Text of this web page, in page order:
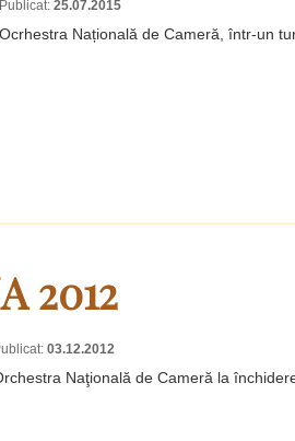
Publicat: 25.07.2015
Ocrhestra Națională de Cameră, într-un
2012
03.12.2012
Naţională de Cameră la